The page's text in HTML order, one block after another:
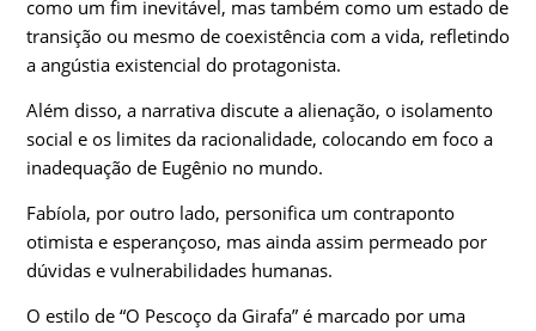
como um fim inevitável, mas também como um estado de
transição ou mesmo de coexistência com a vida, refletindo
a angústia existencial do protagonista.
Além disso, a narrativa discute a alienação, o isolamento
social e os limites da racionalidade, colocando em foco a
inadequação de Eugênio no mundo.
Fabíola, por outro lado, personifica um contraponto
otimista e esperançoso, mas ainda assim permeado por
dúvidas e vulnerabilidades humanas.
O estilo de “O Pescoço da Girafa” é marcado por uma